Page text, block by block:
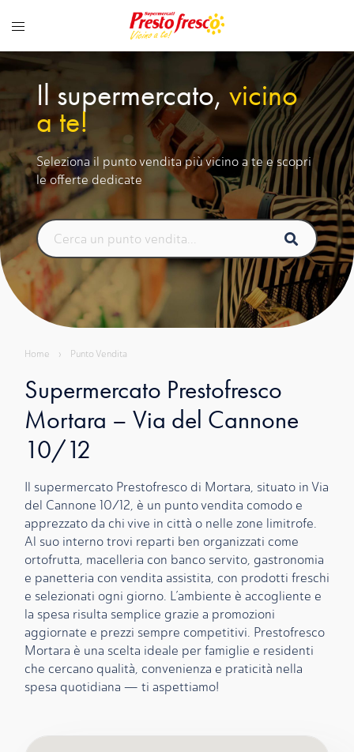
Home › Punto Vendita
Il supermercato, vicino
a te!
Seleziona il punto vendita più vicino a te e scopri
le offerte dedicate
Supermercato Prestofresco
Mortara – Via del Cannone
10/12
Il supermercato Prestofresco di Mortara, situato in Via
del Cannone 10/12, è un punto vendita comodo e
apprezzato da chi vive in città o nelle zone limitrofe.
Al suo interno trovi reparti ben organizzati come
ortofrutta, macelleria con banco servito, gastronomia
e panetteria con vendita assistita, con prodotti freschi
e selezionati ogni giorno. L’ambiente è accogliente e
la spesa risulta semplice grazie a promozioni
aggiornate e prezzi sempre competitivi. Prestofresco
Mortara è una scelta ideale per famiglie e residenti
che cercano qualità, convenienza e praticità nella
spesa quotidiana — ti aspettiamo!